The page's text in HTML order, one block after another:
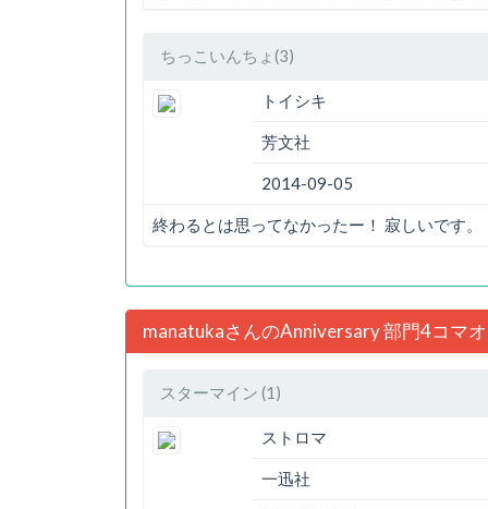
ちっこいんちょ(3)
トイシキ
芳文社
2014-09-05
終わるとは思ってなかったー！ 寂しいです。
manatukaさんのAnniversary 部門4コマ
スターマイン (1)
ストロマ
一迅社